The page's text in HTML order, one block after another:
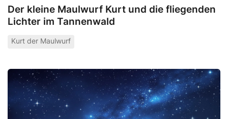
Der kleine Maulwurf Kurt und die fliegenden
Lichter im Tannenwald
Kurt der Maulwurf